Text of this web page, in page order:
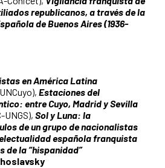
republicanos, a través de la
de Buenos Aires (1936-
en América Latina
Estaciones del
entre Cuyo, Madrid y Sevilla
UNGS), Sol y Luna: la
de un grupo de nacionalistas
española franquista
de la “hispanidad”